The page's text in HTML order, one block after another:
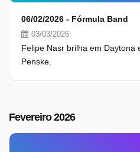
06/02/2026 - Fórmula Band
03/03/2026
Felipe Nasr brilha em Daytona
Penske.
Fevereiro 2026